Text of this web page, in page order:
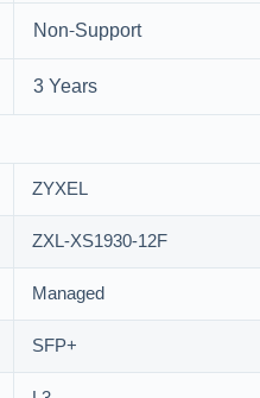
Non-Support
3 Years
ZYXEL
ZXL-XS1930-12F
Managed
SFP+